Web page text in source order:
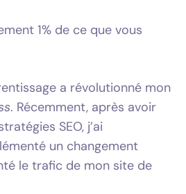
1% de ce que vous
a révolutionné mon
. Récemment, après avoir
SEO, j’ai
un changement
le trafic de mon site de